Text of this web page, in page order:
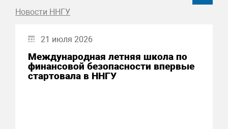
Новости ННГУ
21 июля 2026
Международная летняя школа по
финансовой безопасности впервые
стартовала в ННГУ